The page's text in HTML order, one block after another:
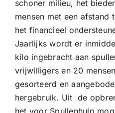
schoner milieu, het
mensen met een afstand
het financieel
Jaarlijks wordt er
kilo ingebracht aan
vrijwilligers en 20
gesorteerd en
hergebruik. Uit de
het voor Spullenhulp